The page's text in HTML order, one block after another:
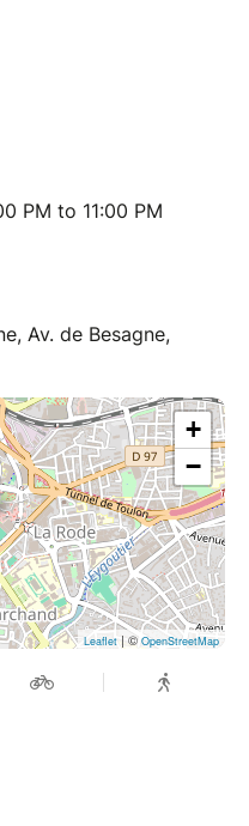
PM to 11:00 PM
Av. de Besagne,
+
−
Leaflet| © OpenStreetMap